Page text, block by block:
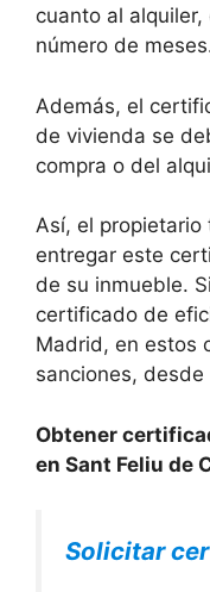
cuanto al
número de
Además, el
de vivienda se
compra o del
Así, el propietario
entregar este
de su inmueble.
certificado de
Madrid, en estos
sanciones,
Obtener
en Sant Feliu de
Solicitar